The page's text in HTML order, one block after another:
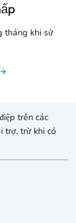
tháng khi sử
trên các
trợ, trừ khi có